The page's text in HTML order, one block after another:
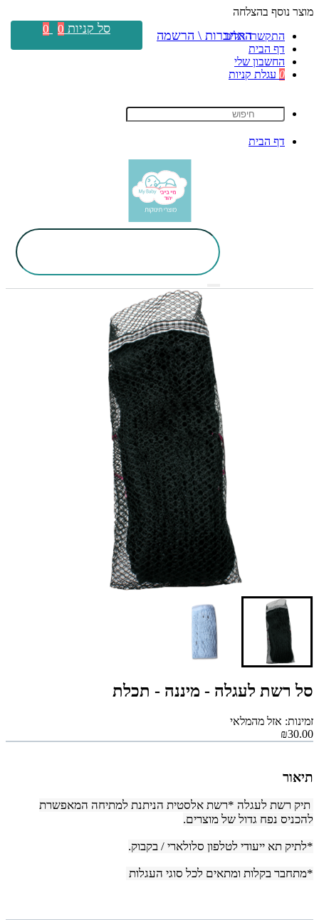
מוצר נוסף בהצלחה
התקשרו אלינו
דף הבית
החשבון שלי
0 עגלת קניות
דף הבית
התחברות \ הרשמה סל קניות 0
0
סל רשת לעגלה - מיננה - תכלת
זמינות: אזל מהמלאי
₪30.00
תיאור
תיק רשת לעגלה *רשת אלסטית הניתנת למתיחה המאפשרת
להכניס נפח גדול של מוצרים.
*לתיק תא ייעודי לטלפון סלולארי / בקבוק.
*מתחבר בקלות ומתאים לכל סוגי העגלות